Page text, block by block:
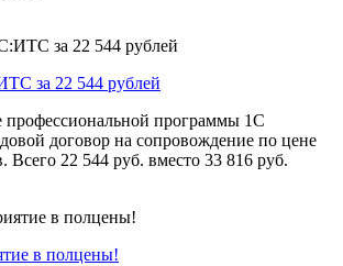
за 22 544 рублей
программы 1С
договор на сопровождение по цене
Всего 22 544 руб. вместо 33 816 руб.
в полцены!